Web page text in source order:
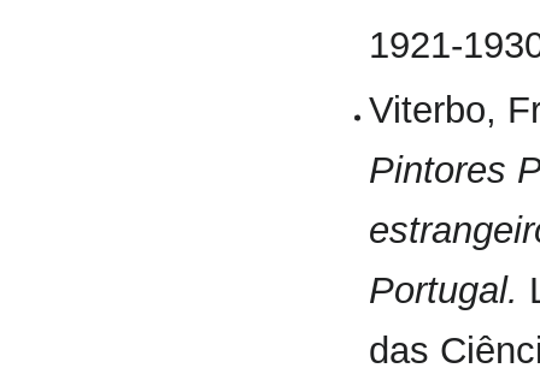
1921-
Viterbo,
Pintores
Portugal.
das